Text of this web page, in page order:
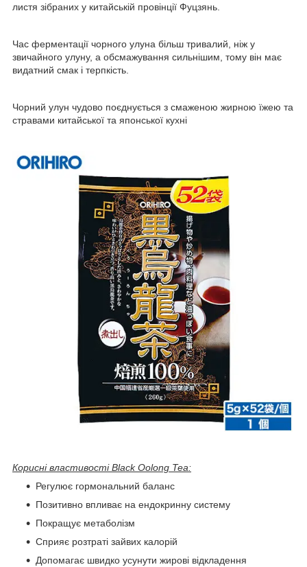
листя зібраних у китайській провінції Фуцзянь.
Час ферментації чорного улуна більш тривалий, ніж у
звичайного улуну, а обсмажування сильнішим, тому він має
видатний смак і терпкість.
Чорний улун чудово поєднується з смаженою жирною їжею та
стравами китайської та японської кухні
Корисні властивості Black Oolong Tea:
Регулює гормональний баланс
Позитивно впливає на ендокринну систему
Покращує метаболізм
Сприяє розтраті зайвих калорій
Допомагає швидко усунути жирові відкладення